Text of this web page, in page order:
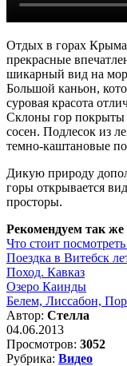
Отдых в горах Крыма
прекрасные
шикарный вид на
Большой каньон,
суровая красота
Склоны гор покрыты
сосен. Подлесок из
темно-каштановые
Дикую природу
горы открывается
просторы.
Рекомендуем так же
Что стоит
Поездка в Витебск
Поход. Кавказ
Озеро Каинды
Белем, Лиссабон,
Автор: Стелла
04.06.2013
Просмотров: 3052
Рубрика: Видео